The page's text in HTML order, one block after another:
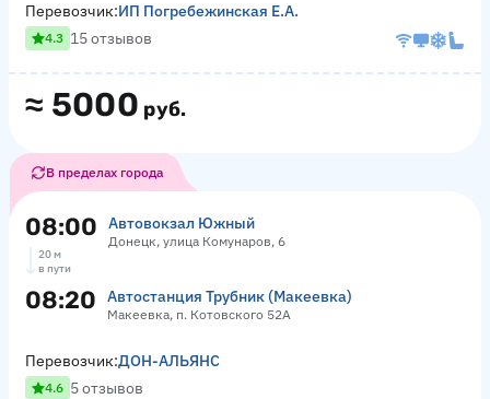
≈ 5000 руб.
Перевозчик:ИП Погребежинская Е.А.
4.3 15 отзывов
В пределах города
08:00 Автовокзал Южный
Донецк, улица Комунаров, 6
20 м
в пути
08:20 Автостанция Трубник (Макеевка)
Макеевка, п. Котовского 52А
Перевозчик:ДОН-АЛЬЯНС
4.6 5 отзывов